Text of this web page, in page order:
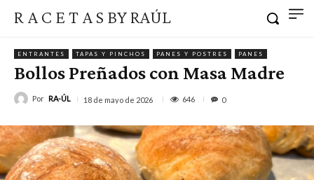
R A C E T A S BY RAÚL
ENTRANTES TAPAS Y PINCHOS PANES Y POSTRES PANES
Bollos Preñados con Masa Madre
Por RA-ÚL 18 de mayo de 2026 646 0